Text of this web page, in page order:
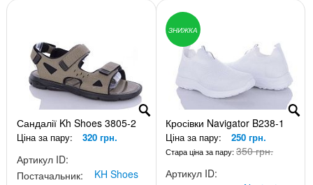
Сандалії Kh Shoes 3805-2
Ціна за пару: 320 грн.
Артикул ID:
Постачальник:
KH Shoes
ЗНИЖКА
Кросівки Navigator B238-1
Ціна за пару: 250 грн.
Стара ціна за пару:350 грн.
Артикул ID: